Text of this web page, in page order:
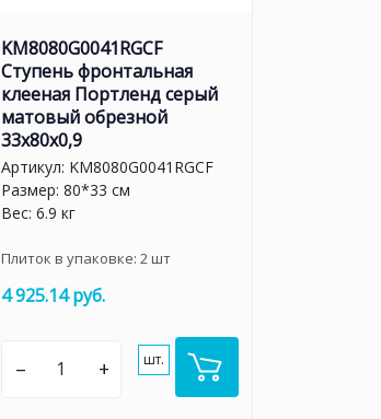
KM8080G0041RGCF
Ступень фронтальная
клееная Портленд серый
матовый обрезной
33x80x0,9
Артикул: KM8080G0041RGCF
Размер: 80*33 см
Вес: 6.9 кг
Плиток в упаковке: 2шт
4 925.14 руб.
– + шт.